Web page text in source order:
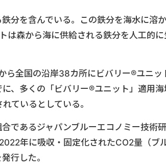
分を含んでいる。この鉄分を海水に溶か
は森から海に供給される鉄分を人工的に
ら全国の沿岸38カ所にビバリー®ユニッ
、多くの「ビバリー®ユニット」適用海
ているとしている。
であるジャパンブルーエコノミー技術研
年に吸収・固定化されたCO2量（ブ
行した。